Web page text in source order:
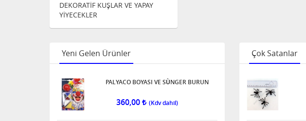
DEKORATİF KUŞLAR VE YAPAY
YİYECEKLER
Yeni Gelen Ürünler
PALYACO BOYASI VE SÙNGER BURUN
360,00
Çok Satanlar